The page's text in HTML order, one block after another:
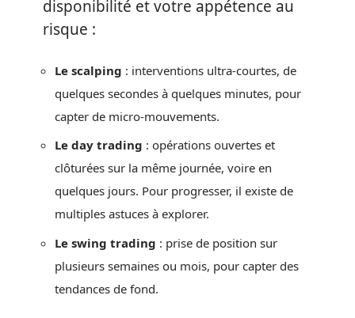
disponibilité et votre appétence au
risque :
Le scalping : interventions ultra-courtes, de
quelques secondes à quelques minutes, pour
capter de micro-mouvements.
Le day trading : opérations ouvertes et
clôturées sur la même journée, voire en
quelques jours. Pour progresser, il existe de
multiples astuces à explorer.
Le swing trading : prise de position sur
plusieurs semaines ou mois, pour capter des
tendances de fond.